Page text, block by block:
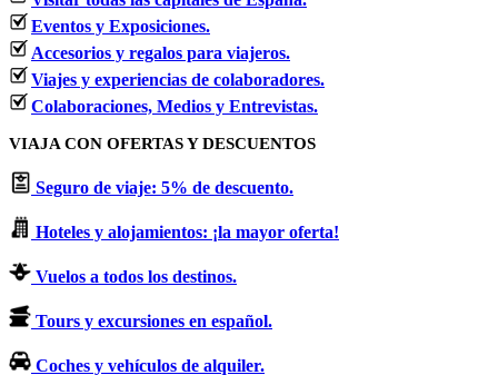
Eventos y Exposiciones.
Accesorios y regalos para viajeros.
Viajes y experiencias de colaboradores.
Colaboraciones, Medios y Entrevistas.
VIAJA CON OFERTAS Y DESCUENTOS
Seguro de viaje: 5% de descuento.
Hoteles y alojamientos: ¡la mayor oferta!
Vuelos a todos los destinos.
Tours y excursiones en español.
Coches y vehículos de alquiler.